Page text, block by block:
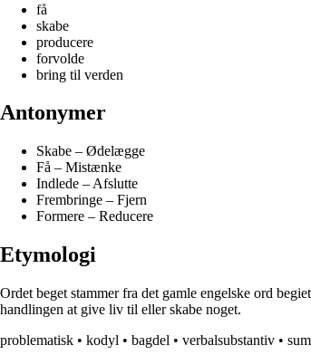
få
skabe
producere
forvolde
bring til verden
Antonymer
Skabe – Ødelægge
Få – Mistænke
Indlede – Afslutte
Frembringe – Fjern
Formere – Reducere
Etymologi
Ordet beget stammer fra det gamle engelske ord
handlingen at give liv til eller skabe noget.
problematisk • kodyl • bagdel • verbalsubstantiv •